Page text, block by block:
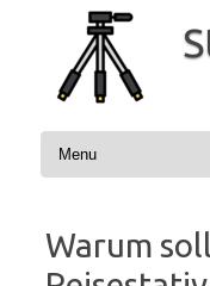
springen
Warum